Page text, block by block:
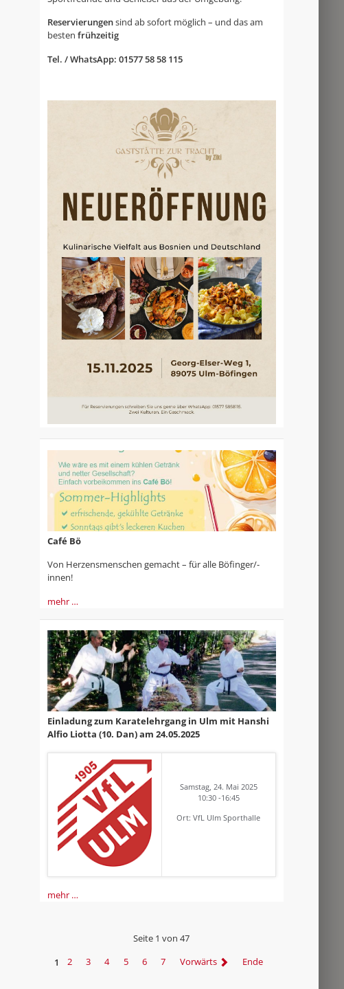
Reservierungensind ab sofort möglich – und das am
besten frühzeitig
Tel. / WhatsApp: 01577 58 58 115
Café Bö
Von Herzensmenschen gemacht – für alle Böfinger/-
innen!
mehr …
Einladung zum Karatelehrgang in Ulm mit Hanshi
Alfio Liotta (10. Dan) am 24.05.2025
Samstag, 24. Mai 2025
10:30 -16:45
Ort: VfL Ulm Sporthalle
mehr …
Seite 1 von 47
1
2 3 4 5 6 7 Vorwärts Ende